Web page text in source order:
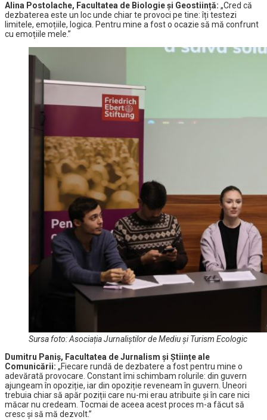
Alina Postolache, Facultatea de Biologie și Geostiință: „Cred că
dezbaterea este un loc unde chiar te provoci pe tine: îți testezi
limitele, emoțiile, logica. Pentru mine a fost o ocazie să mă confrunt
cu emoțiile mele.”
Sursa foto: Asociația Jurnaliștilor de Mediu și Turism Ecologic
Dumitru Paniș, Facultatea de Jurnalism și Științe ale
Comunicării: „Fiecare rundă de dezbatere a fost pentru mine o
adevărată provocare. Constant îmi schimbam rolurile: din guvern
ajungeam în opoziție, iar din opoziție reveneam în guvern. Uneori
trebuia chiar să apăr poziții care nu-mi erau atribuite și în care nici
măcar nu credeam. Tocmai de aceea acest proces m-a făcut să
cresc și să mă dezvolt.”